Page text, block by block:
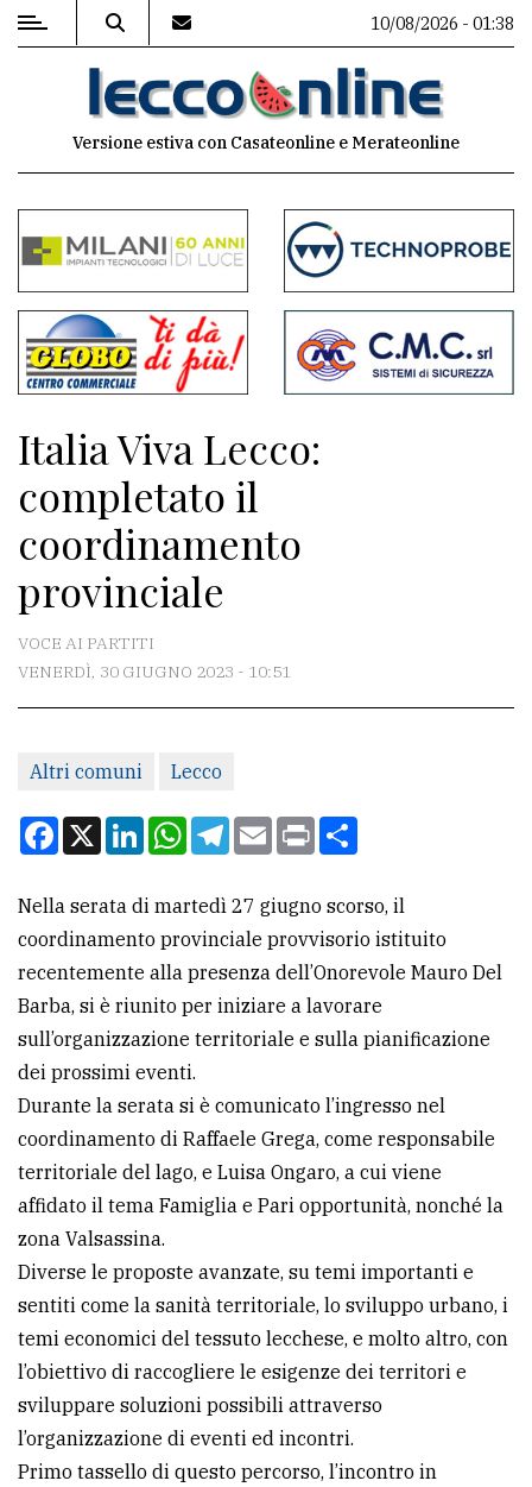
MENU
commenti
Contenuti
del
sito
Meteo
CONTATTI
La
Scrivici
tua
pubblicità
CERCA
Cerca
per
comune
Ricerca
avanzata
LE
ALTRE
PRIVACY
Privacy
10/08/2026 - 01:38
Versione estiva con Casateonline e Merateonline
Italia Viva Lecco:
completato il
coordinamento
provinciale
VOCE AI PARTITI
VENERDÌ, 30 GIUGNO 2023 - 10:51
Altri comuni Lecco
Facebook
X LinkedInWhatsApp
Telegram
EmailPrint
Nella serata di martedì 27 giugno scorso, il
coordinamento provinciale provvisorio istituito
recentemente alla presenza dell’Onorevole Mauro Del
Barba, si è riunito per iniziare a lavorare
sull’organizzazione territoriale e sulla pianificazione
dei prossimi eventi.
Durante la serata si è comunicato l’ingresso nel
coordinamento di Raffaele Grega, come responsabile
territoriale del lago, e Luisa Ongaro, a cui viene
affidato il tema Famiglia e Pari opportunità, nonché la
zona Valsassina.
Diverse le proposte avanzate, su temi importanti e
sentiti come la sanità territoriale, lo sviluppo urbano, i
temi economici del tessuto lecchese, e molto altro, con
l’obiettivo di raccogliere le esigenze dei territori e
sviluppare soluzioni possibili attraverso
l’organizzazione di eventi ed incontri.
Primo tassello di questo percorso, l’incontro in